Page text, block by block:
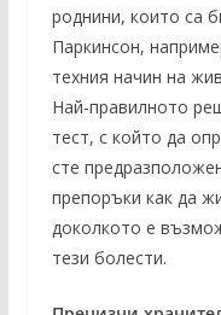
роднини, които са
Паркинсон,
техния начин на
Най-правилното
тест, с който да
сте
препоръки как да
доколкото е
тези болести.